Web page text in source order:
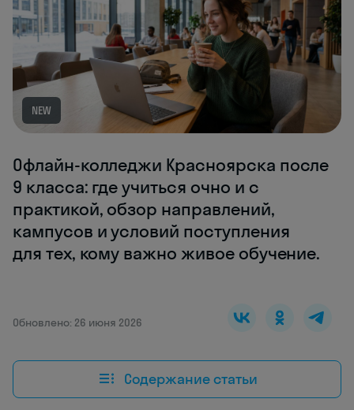
NEW
Офлайн-колледжи Красноярска после
9 класса: где учиться очно и с
практикой, обзор направлений,
кампусов и условий поступления
для тех, кому важно живое обучение.
Обновлено: 26 июня 2026
Содержание статьи